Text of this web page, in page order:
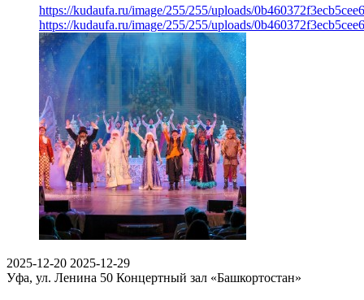
https://kudaufa.ru/image/255/255/uploads/
https://kudaufa.ru/image/255/255/uploads/
2025-12-20 2025-12-29
Уфа, ул. Ленина 50 Концертный зал «Башкортостан»